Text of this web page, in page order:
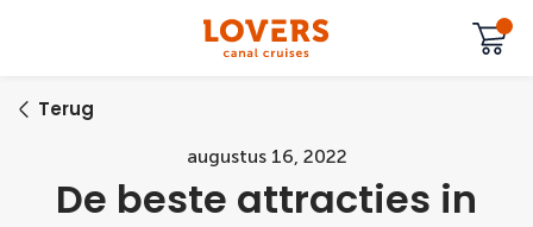
Terug
augustus 16, 2022
De beste attracties in